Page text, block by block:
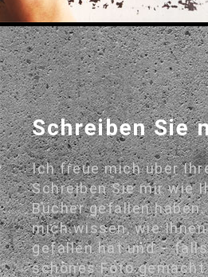
Schreiben Sie
Ich freue mich über
Schreiben Sie mir wie
Bücher gefallen
mich wissen, wie
gefallen hat und –
schönes Foto